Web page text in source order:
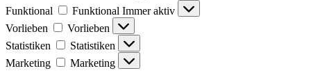
Funktional Funktional Immer aktiv
Vorlieben
Vorlieben
Statistiken
Statistiken
Marketing
Marketing